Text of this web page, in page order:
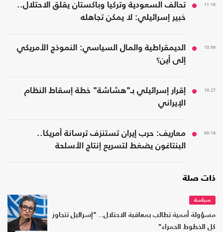
11:16
تحالف السعودية وتركيا وباكستان يقلق الاحتلال..
خبير إسرائيلي: لا يمكن تجاهله
10:59
الديمقراطية والمال السياسي: النموذج الأمريكي
إلى أين؟
10:27
إقرار إسرائيلي بـ"هشاشة" خطة إسقاط النظام
الإيراني
08:14
معاريف: حرب إيران تستنزف ترسانة أمريكا..
البنتاغون يضغط لتسريع إنتاج الأسلحة
ذات صلة
سياسة
مسؤولة أممية تطالب بمعاقبة الاحتلال.. "إسرائيل تتجاوز
كل الخطوط الحمراء"